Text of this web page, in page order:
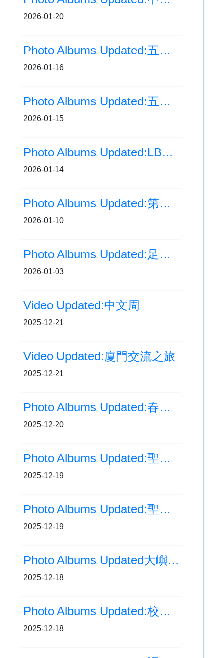
2026-01-20
Photo Albums Updated:五年級嶺南文化遊・Day 2
2026-01-16
Photo Albums Updated:五年級嶺南文化遊・Day 1
2026-01-15
Photo Albums Updated:LBC Busking (1月)
2026-01-14
Photo Albums Updated:第三屆「美好印象：AI與中華文化的融合之旅」頒獎典禮
2026-01-10
Photo Albums Updated:足球校隊參觀 CR7®LIFE 博物館
2026-01-03
Video Updated:中文周
2025-12-21
Video Updated:廈門交流之旅
2025-12-21
Photo Albums Updated:春去冬來，愛心灌溉！校園保育土沉香
2025-12-20
Photo Albums Updated:聖誕崇拜
2025-12-19
Photo Albums Updated:聖誕手工飾物製作
2025-12-19
Photo Albums Updated大嶼山區校際小學籃球比賽-女子組亞軍
2025-12-18
Photo Albums Updated:校園保育土沉香工作坊-土沉香與植物藝術
2025-12-18